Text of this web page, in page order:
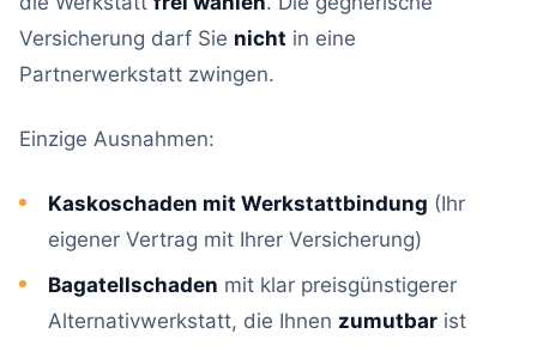
Versicherung darf Sie nicht in eine
Partnerwerkstatt zwingen.
Einzige Ausnahmen:
Kaskoschaden mit Werkstattbindung (Ihr
eigener Vertrag mit Ihrer Versicherung)
Bagatellschaden mit klar preisgünstigerer
Alternativwerkstatt, die Ihnen zumutbar ist